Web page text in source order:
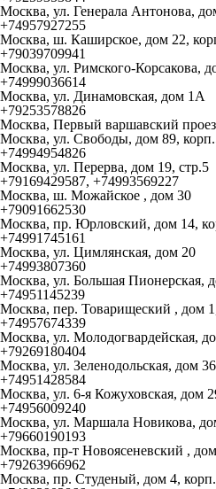
Москва, ул. Генерала Антонова,
+74957927255
Москва, ш. Каширское, дом 22,
+79039709941
Москва, ул. Римского-Корсакова,
+74999036614
Москва, ул. Динамовская, дом 1А
+79253578826
Москва, Первый варшавский
Москва, ул. Свободы, дом 89,
+74994954826
Москва, ул. Перерва, дом 19, стр.5
+79169429587, +74993569227
Москва, ш. Можайское , дом 30
+79091662530
Москва, пр. Юрловский, дом 14,
+74991745161
Москва, ул. Цимлянская, дом 20
+74993807360
Москва, ул. Большая Пионерская,
+74951145239
Москва, пер. Товарищеский , дом
+74957674339
Москва, ул. Молодогвардейская,
+79269180404
Москва, ул. Зеленодольская, дом
+74951428584
Москва, ул. 6-я Кожуховская, дом
+74956009240
Москва, ул. Маршала Новикова,
+79660190193
Москва, пр-т Новоясеневский ,
+79263966962
Москва, пр. Студеный, дом 4,